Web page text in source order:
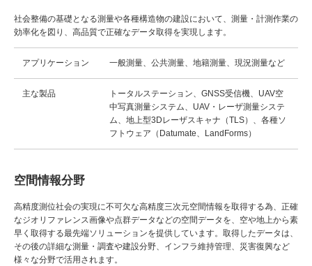
社会整備の基礎となる測量や各種構造物の建設において、測量・計測作業の
効率化を図り、高品質で正確なデータ取得を実現します。
アプリケーション 一般測量、公共測量、地籍測量、現況測量など
主な製品
トータルステーション、GNSS受信機、UAV空
中写真測量システム、UAV・レーザ測量システ
ム、地上型3Dレーザスキャナ（TLS）、各種ソ
フトウェア（Datumate、LandForms）
空間情報分野
高精度測位社会の実現に不可欠な高精度三次元空間情報を取得する為、正確
なジオリファレンス画像や点群データなどの空間データを、空や地上から素
早く取得する最先端ソリューションを提供しています。取得したデータは、
その後の詳細な測量・調査や建設分野、インフラ維持管理、災害復興など
様々な分野で活用されます。